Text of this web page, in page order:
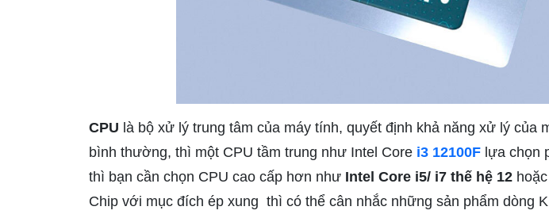
CPU là bộ xử lý trung tâm của máy tính, quyết định khả năng xử lý
bình thường, thì một CPU tầm trung như Intel Core i3 12100F lựa chọn
thì bạn cần chọn CPU cao cấp hơn như Intel Core i5/ i7 thế hệ 12 hoặc
Chip với mục đích ép xung thì có thể cân nhắc những sản phẩm dòng K